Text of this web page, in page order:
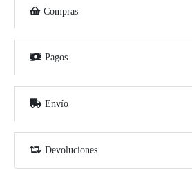
Compras
Pagos
Envío
Devoluciones